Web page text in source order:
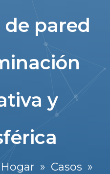
pared
y
Hogar » Casos »